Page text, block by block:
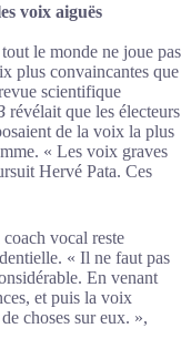
voix aiguës
le monde ne joue pas
plus convaincantes que
scientifique
révélait que les électeurs
de la voix la plus
« Les voix graves
Hervé Pata. Ces
vocal reste
« Il ne faut pas
En venant
et puis la voix
choses sur eux. »,